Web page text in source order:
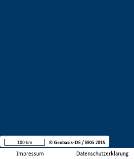
Impressum Datenschutzerklärung
100 km © Geobasis-DE / BKG 2015